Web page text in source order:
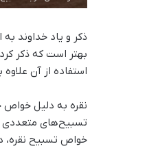
ذکر و یاد خداوند
بهتر است که ذکر
استفاده از آن
نقره به دلیل خواص
تسبیح‌های متعددی
خواص تسبیح نقره،